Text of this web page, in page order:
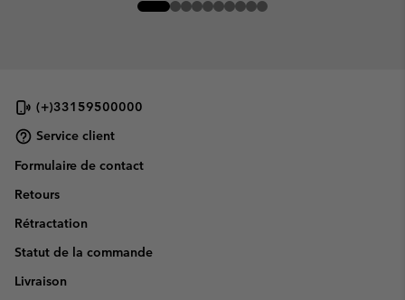
(+)33159500000
Service client
Formulaire de contact
Retours
Rétractation
Statut de la commande
Livraison